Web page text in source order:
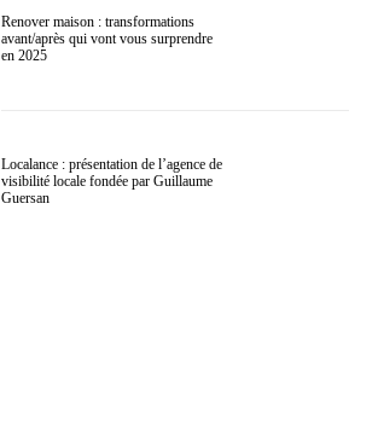
Renover maison : transformations
avant/après qui vont vous surprendre
en 2025
Localance : présentation de l’agence de
visibilité locale fondée par Guillaume
Guersan